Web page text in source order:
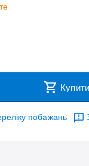
Купити
побажань